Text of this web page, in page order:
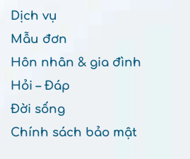
Dịch vụ
Mẫu đơn
Hôn nhân & gia đình
Hỏi – Đáp
Đời sống
Chính sách bảo mật